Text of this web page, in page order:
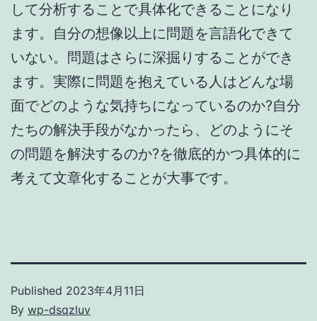
して分析することで具体化できることになり
ます。自分の想像以上に問題を言語化できて
いない。問題はさらに深掘りすることができ
ます。実際に問題を抱えている人はどんな場
面でどのような気持ちになっているのか?自分
たちの解決手段がなかったら、どのようにそ
の問題を解決するのか?を徹底的かつ具体的に
考えて文章化することが大事です。
Published 2023年4月11日
By wp-dsqzluv